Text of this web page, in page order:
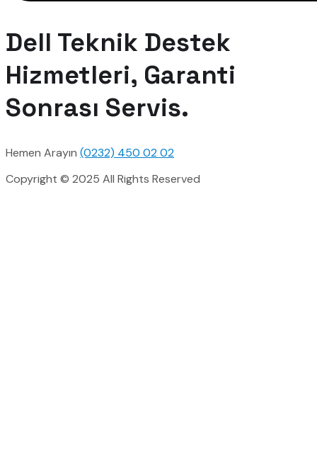
Dell Teknik Destek
Hizmetleri, Garanti
Sonrası Servis.
Hemen Arayın (0232) 450 02 02
Copyright © 2025 All Rights Reserved